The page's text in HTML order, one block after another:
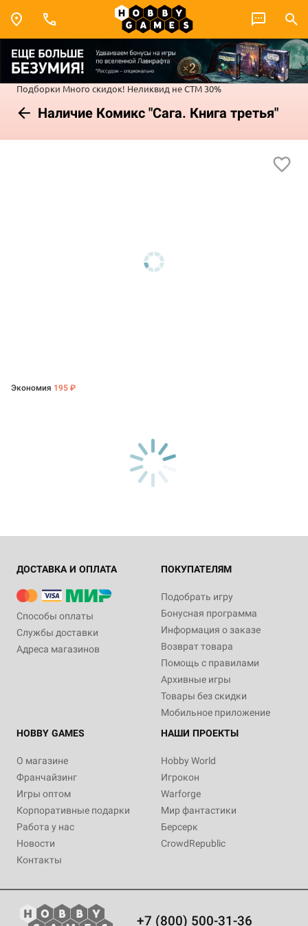
Подборки Много скидок! Неликвид не СТМ 30%
Наличие Комикс "Сага. Книга третья"
Экономия 195 ₽
ДОСТАВКА И ОПЛАТА
Способы оплаты
Службы доставки
Адреса магазинов
ПОКУПАТЕЛЯМ
Подобрать игру
Бонусная программа
Информация о заказе
Возврат товара
Помощь с правилами
Архивные игры
Товары без скидки
Мобильное приложение
HOBBY GAMES
О магазине
Франчайзинг
Игры оптом
Корпоративные подарки
Работа у нас
Новости
Контакты
НАШИ ПРОЕКТЫ
Hobby World
Игрокон
Warforge
Мир фантастики
Берсерк
CrowdRepublic
+7 (800) 500-31-36